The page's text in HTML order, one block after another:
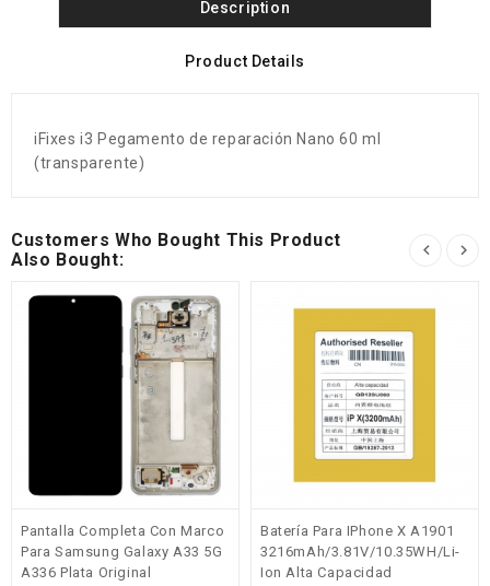
Description
Product Details
iFixes i3 Pegamento de reparación Nano 60 ml
(transparente)
Customers Who Bought This Product
Also Bought:
Pantalla Completa Con Marco
Para Samsung Galaxy A33 5G
A336 Plata Original
Batería Para IPhone X A1901
3216mAh/3.81V/10.35WH/Li-
Ion Alta Capacidad